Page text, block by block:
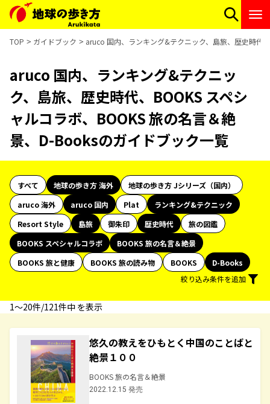
TOP ガイドブック aruco 国内、ランキング&テクニック、島旅、歴史時代
aruco 国内、ランキング&テクニッ
ク、島旅、歴史時代、BOOKS スペシ
ャルコラボ、BOOKS 旅の名言＆絶
景、D-Booksのガイドブック一覧
すべて 地球の歩き方 海外
地球の歩き方 Jシリーズ（国内）
aruco 海外
aruco 国内 Plat
ランキング&テクニック
Resort Style
島旅 御朱印 歴史時代
旅の図鑑
BOOKS スペシャルコラボ
BOOKS 旅の名言＆絶景
BOOKS 旅と健康
BOOKS 旅の読み物 BOOKS
D-Books
絞り込み条件を追加
1〜20件/121件中 を表示
悠久の教えをひもとく中国のことばと
絶景１００
BOOKS 旅の名言＆絶景
2022.12.15 発売